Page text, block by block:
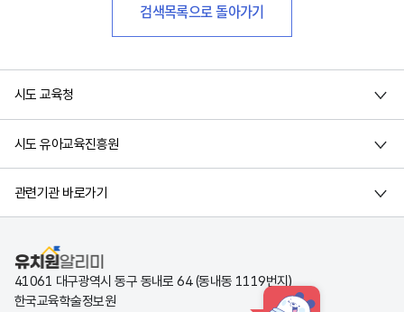
검색목록으로 돌아가기
시도 교육청
시도 유아교육진흥원
관련기관 바로가기
유치원알리미
41061 대구광역시 동구 동내로 64 (동내동 1119번지)
한국교육학술정보원